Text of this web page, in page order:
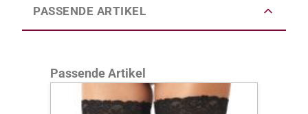
PASSENDE ARTIKEL
Produktgalerie überspringen
Passende Artikel